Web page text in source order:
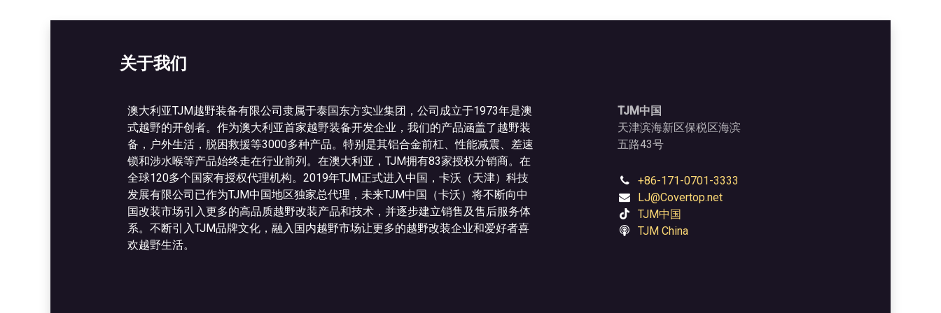
关于我们
澳大利亚TJM越野装备有限公司隶属于泰国东方实业集团，公司成立于1973年是澳
式越野的开创者。作为澳大利亚首家越野装备开发企业，我们的产品涵盖了越野装
备，户外生活，脱困救援等3000多种产品。特别是其铝合金前杠、性能减震、差速
锁和涉水喉等产品始终走在行业前列。在澳大利亚，TJM拥有83家授权分销商。在
全球120多个国家有授权代理机构。2019年TJM正式进入中国，卡沃（天津）科技
发展有限公司已作为TJM中国地区独家总代理，未来TJM中国（卡沃）将不断向中
国改装市场引入更多的高品质越野改装产品和技术，并逐步建立销售及售后服务体
系。不断引入TJM品牌文化，融入国内越野市场让更多的越野改装企业和爱好者喜
欢越野生活。
TJM中国
天津滨海新区保税区海滨
五路43号
+86-171-0701-3333
LJ@Covertop.net
TJM中国
TJM China